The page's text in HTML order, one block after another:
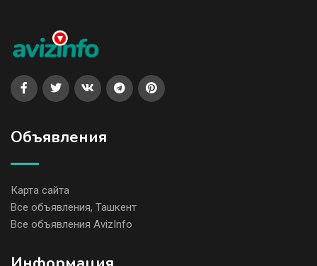
Объявления
Карта сайта
Все объявления, Ташкент
Все объявления AvizInfo